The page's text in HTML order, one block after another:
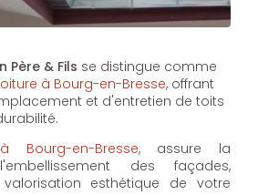
Père & Fils se distingue comme
à Bourg-en-Bresse, offrant
et d'entretien de toits
Bourg-en-Bresse, assure la
des façades,
esthétique de votre